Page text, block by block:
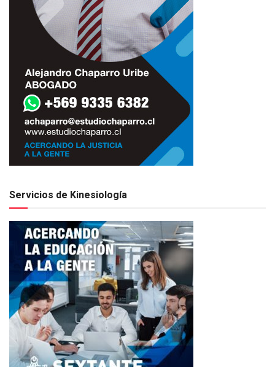
Servicios de Kinesiología